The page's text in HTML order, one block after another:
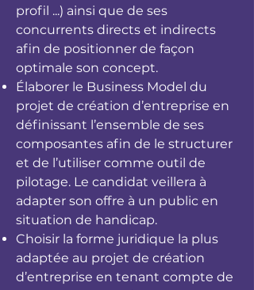
profil ...) ainsi que de ses
concurrents directs et indirects
afin de positionner de façon
optimale son concept.
Élaborer le Business Model du
projet de création d’entreprise en
définissant l’ensemble de ses
composantes afin de le structurer
et de l’utiliser comme outil de
pilotage. Le candidat veillera à
adapter son offre à un public en
situation de handicap.
Choisir la forme juridique la plus
adaptée au projet de création
d’entreprise en tenant compte de